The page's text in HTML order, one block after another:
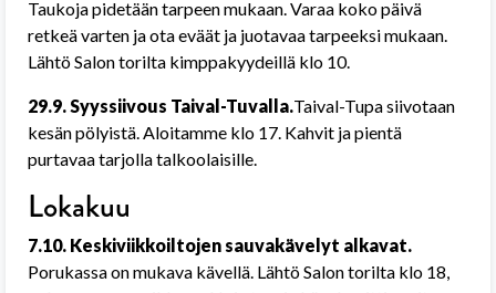
Taukoja pidetään tarpeen mukaan. Varaa koko päivä
retkeä varten ja ota eväät ja juotavaa tarpeeksi mukaan.
Lähtö Salon torilta kimppakyydeillä klo 10.
29.9. Syyssiivous Taival-Tuvalla.Taival-Tupa siivotaan
kesän pölyistä. Aloitamme klo 17. Kahvit ja pientä
purtavaa tarjolla talkoolaisille.
Lokakuu
7.10. Keskiviikkoiltojen sauvakävelyt alkavat.
Porukassa on mukava kävellä. Lähtö Salon torilta klo 18,